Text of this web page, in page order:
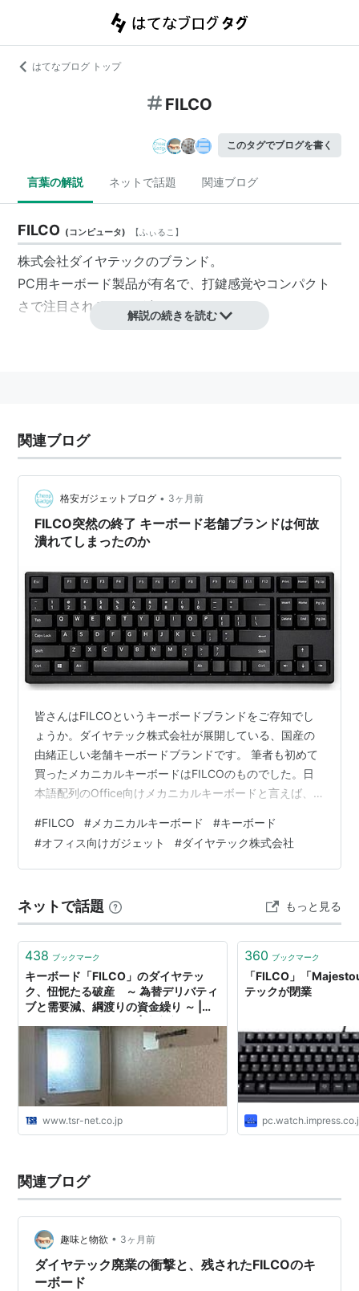
はてなブログ トップ
FILCO
このタグでブログを書く
言葉の解説 ネットで話題 関連ブログ
FILCO (コンピュータ) 【ふぃるこ 】
株式会社ダイヤテックのブランド。
PC用キーボード製品が有名で、打鍵感覚やコンパクト
さで注目されることが多い。
解説の続きを読む
関連ブログ
格安ガジェットブログ • 3ヶ月前
FILCO突然の終了 キーボード老舗ブランドは何故
潰れてしまったのか
皆さんはFILCOというキーボードブランドをご存知でし
ょうか。ダイヤテック株式会社が展開している、国産の
由緒正しい老舗キーボードブランドです。 筆者も初めて
買ったメカニカルキーボードはFILCOのものでした。日
本語配列のOffice向けメカニカルキーボードと言えば、
あったのですが、残念な事に２０２６年４月２２日、突
然の閉業となってしまいました。 この記事では何故国産
の老舗ブランドであったダイヤテック株式会社および
考察していきたいと思います。
#FILCO # メカニカルキーボード #キーボード
#オフィス向けガジェット #ダイヤテック株式会社
ネットで話題 もっと見る
438 ブックマーク
キーボード「FILCO」のダイヤテッ
ク、忸怩たる破産 ～ 為替デリバティ
ブと需要減、綱渡りの資金繰り ～ |
ーチ
www.tsr-net.co.jp
360 ブックマーク
「FILCO」「
テックが閉業
関連ブログ
趣味と物欲 • 3ヶ月前
ダイヤテック廃業の衝撃と、残されたFILCOのキ
ーボード